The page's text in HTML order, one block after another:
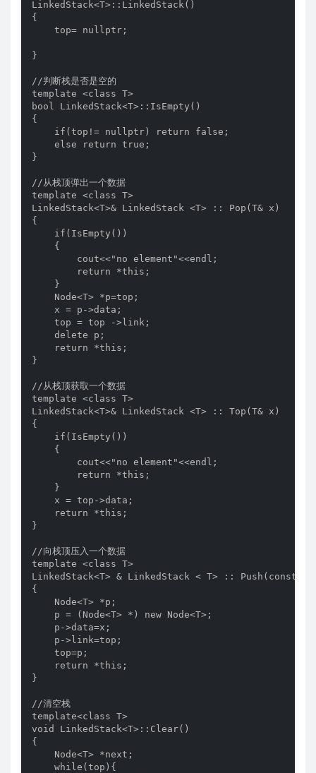
LinkedStack<T>::LinkedStack()
{
    top= nullptr;
}
//判断栈是否是空的
template <class T>
bool LinkedStack<T>::IsEmpty()
{
    if(top!= nullptr) return false;
    else return true;
}
//从栈顶弹出一个数据
template <class T>
LinkedStack<T>& LinkedStack <T> :: Pop(T& x)
{
    if(IsEmpty())
    {
        cout<<"no element"<<endl;
        return *this;
    }
    Node<T> *p=top;
    x = p->data;
    top = top ->link;
    delete p;
    return *this;
}
//从栈顶获取一个数据
template <class T>
LinkedStack<T>& LinkedStack <T> :: Top(T& x)
{
    if(IsEmpty())
    {
        cout<<"no element"<<endl;
        return *this;
    }
    x = top->data;
    return *this;
}
//向栈顶压入一个数据
template <class T>
LinkedStack<T> & LinkedStack < T> :: Push(const T
{
    Node<T> *p;
    p = (Node<T> *) new Node<T>;
    p->data=x;
    p->link=top;
    top=p;
    return *this;
}
//清空栈
template<class T>
void LinkedStack<T>::Clear()
{
    Node<T> *next;
    while(top){